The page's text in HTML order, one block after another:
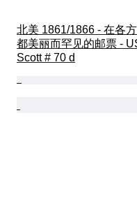
北美 1861/1866 - 在各
都美丽而罕见的邮票 -
Scott # 70 d